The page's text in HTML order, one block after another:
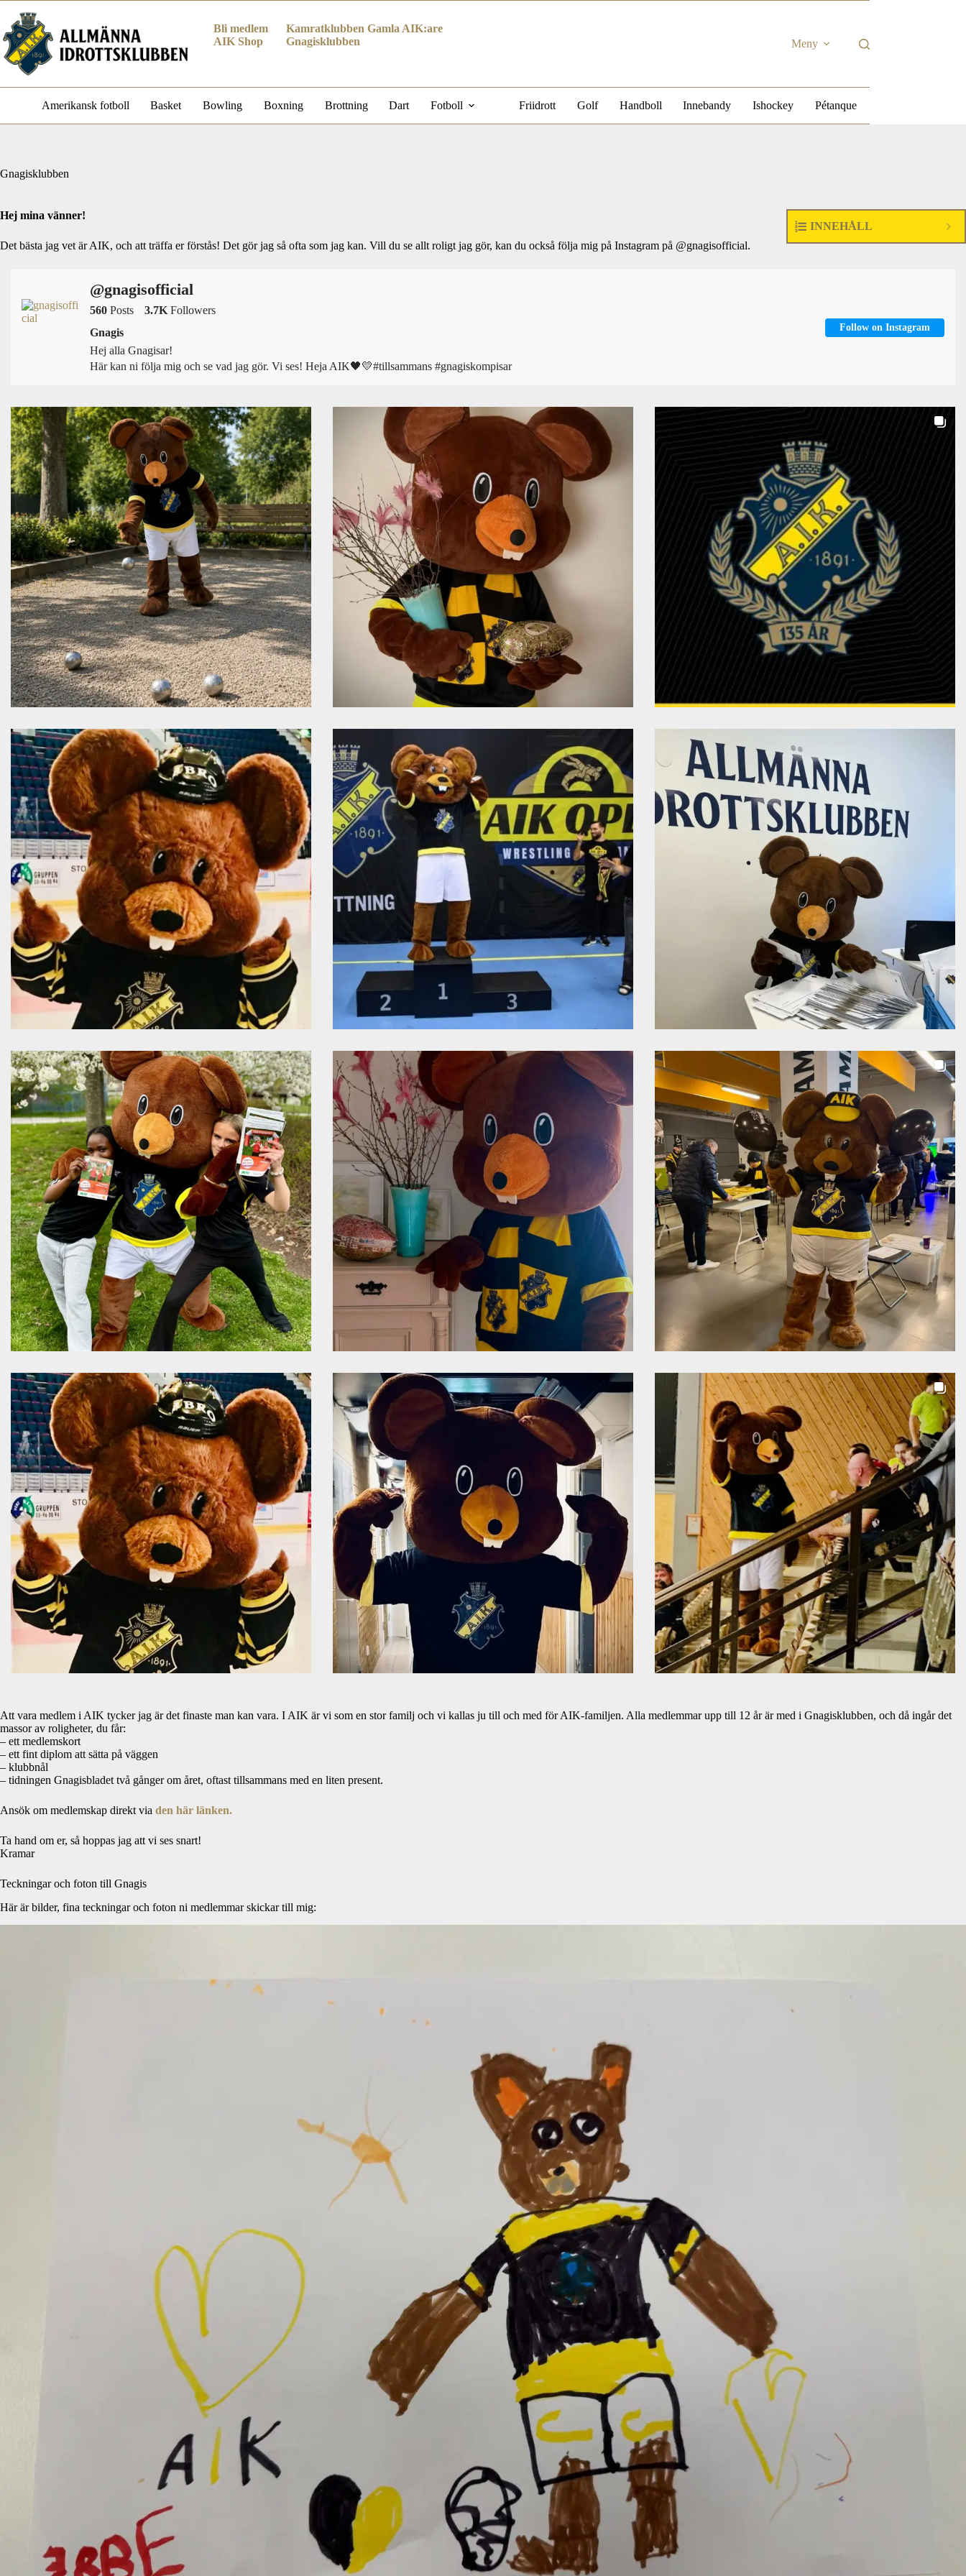
innehåll
Bli medlem
AIK Shop
Kamratklubben Gamla AIK:are
Gnagisklubben
Meny
Amerikansk fotboll Basket Bowling Boxning Brottning Dart Fotboll Friidrott Golf Handboll Innebandy Ishockey Pétanque
Gnagisklubben
INNEHÅLL
Hej mina vänner!
Det bästa jag vet är AIK, och att träffa er förstås! Det gör jag så ofta som jag kan. Vill du se allt roligt jag gör, kan du också följa mig på Instagram på @gnagisofficial.
@gnagisofficial
560 Posts 3.7K Followers
Gnagis
Hej alla Gnagisar!
Här kan ni följa mig och se vad jag gör. Vi ses! Heja AIK🖤💛#tillsammans #gnagiskompisar
Follow on Instagram
Att vara medlem i AIK tycker jag är det finaste man kan vara. I AIK är vi som en stor familj och vi kallas ju till och med för AIK-familjen. Alla medlemmar upp till 12 år är med i Gnagisklubben, och då ingår det
massor av roligheter, du får:
– ett medlemskort
– ett fint diplom att sätta på väggen
– klubbnål
– tidningen Gnagisbladet två gånger om året, oftast tillsammans med en liten present.
Ansök om medlemskap direkt via den här länken.
Ta hand om er, så hoppas jag att vi ses snart!
Kramar
Teckningar och foton till Gnagis
Här är bilder, fina teckningar och foton ni medlemmar skickar till mig: